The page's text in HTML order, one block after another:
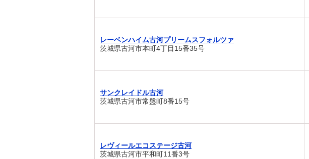
レーベンハイム古河プリームスフォルツァ
茨城県古河市本町4丁目15番35号
サンクレイドル古河
茨城県古河市常盤町8番15号
レヴィールエコステージ古河
茨城県古河市平和町11番3号